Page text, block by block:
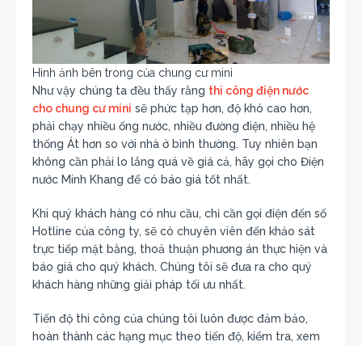
Hình ảnh bên trong của chung cư mini
Như vậy chúng ta đều thấy rằng thi công điện nước
cho chung cư mini sẽ phức tạp hơn, độ khó cao hơn,
phải chạy nhiều ống nước, nhiều đường điện, nhiều hệ
thống Át hơn so với nhà ở bình thường. Tuy nhiên bạn
không cần phải lo lắng quá về giá cả, hãy gọi cho Điện
nước Minh Khang để có báo giá tốt nhất.
Khi quý khách hàng có nhu cầu, chỉ cần gọi điện đến số
Hotline của công ty, sẽ có chuyên viên đến khảo sát
trực tiếp mặt bằng, thoả thuận phương án thực hiện và
báo giá cho quý khách. Chúng tôi sẽ đưa ra cho quý
khách hàng những giải pháp tối ưu nhất.
Tiến độ thi công của chúng tôi luôn được đảm bảo,
hoàn thành các hạng mục theo tiến độ, kiểm tra, xem